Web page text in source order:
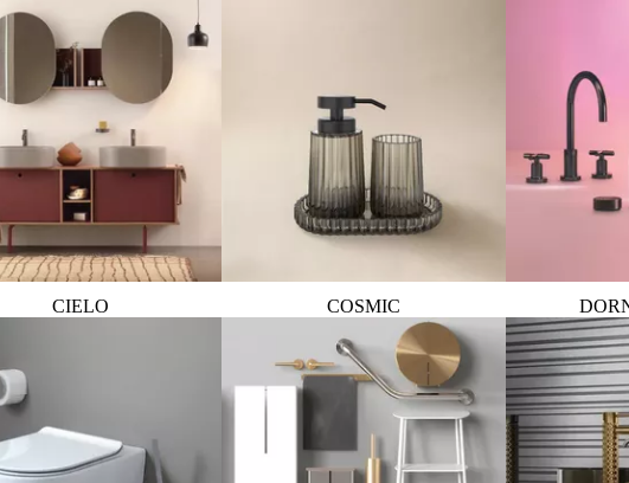
CIELO COSMIC